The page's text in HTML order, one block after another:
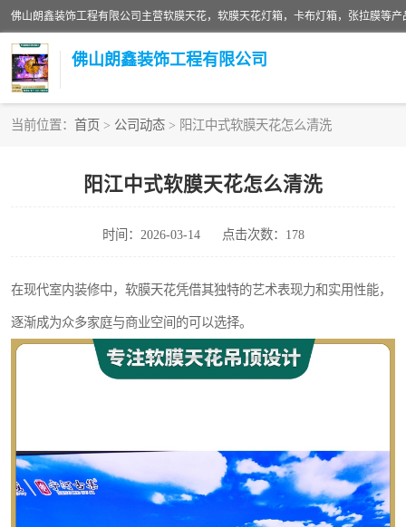
佛山朗鑫装饰工程有限公司
当前位置： 首页 > 公司动态 > 阳江中式软膜天花怎么清洗
阳江中式软膜天花怎么清洗
时间：2026-03-14 点击次数：178
在现代室内装修中，软膜天花凭借其独特的艺术表现力和实用性能，
逐渐成为众多家庭与商业空间的可以选择。